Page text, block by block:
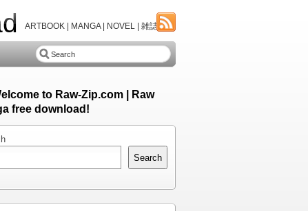
ARTBOOK | MANGA | NOVEL | 雑誌
to Raw-Zip.com | Raw
free download!
Search